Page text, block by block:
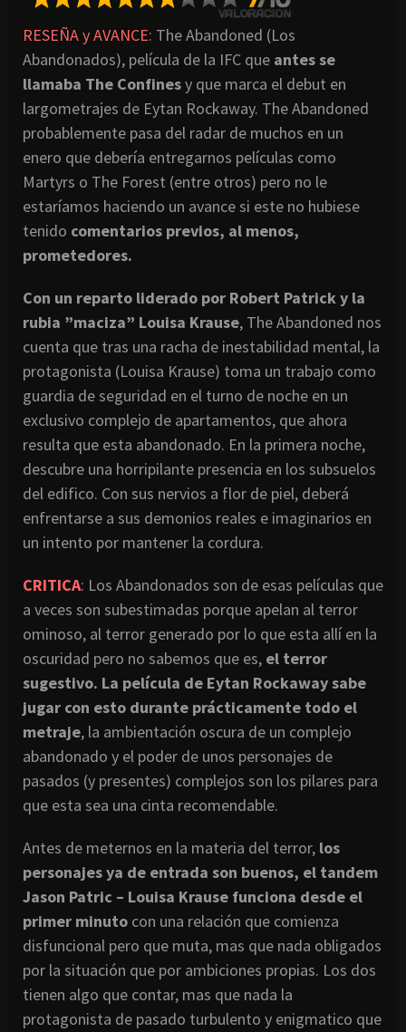
RESEÑA y AVANCE: The Abandoned (Los
Abandonados), película de la IFC que antes se
llamaba The Confinesy que marca el debut en
largometrajes de Eytan Rockaway. The Abandoned
probablemente pasa del radar de muchos en un
enero que debería entregarnos películas como
Martyrs o The Forest (entre otros) pero no le
estaríamos haciendo un avance si este no hubiese
tenido comentarios previos, al menos,
prometedores.
Con un reparto liderado por Robert Patrick y la
rubia ”maciza” Louisa Krause, The Abandoned nos
cuenta que tras una racha de inestabilidad mental, la
protagonista (Louisa Krause) toma un trabajo como
guardia de seguridad en el turno de noche en un
exclusivo complejo de apartamentos, que ahora
resulta que esta abandonado. En la primera noche,
descubre una horripilante presencia en los subsuelos
del edifico. Con sus nervios a flor de piel, deberá
enfrentarse a sus demonios reales e imaginarios en
un intento por mantener la cordura.
CRITICA: Los Abandonados son de esas películas que
a veces son subestimadas porque apelan al terror
ominoso, al terror generado por lo que esta allí en la
oscuridad pero no sabemos que es, el terror
sugestivo. La película de Eytan Rockaway sabe
jugar con esto durante prácticamente todo el
metraje, la ambientación oscura de un complejo
abandonado y el poder de unos personajes de
pasados (y presentes) complejos son los pilares para
que esta sea una cinta recomendable.
Antes de meternos en la materia del terror, los
personajes ya de entrada son buenos, el tandem
Jason Patric – Louisa Krause funciona desde el
primer minuto con una relación que comienza
disfuncional pero que muta, mas que nada obligados
por la situación que por ambiciones propias. Los dos
tienen algo que contar, mas que nada la
protagonista de pasado turbulento y enigmatico que